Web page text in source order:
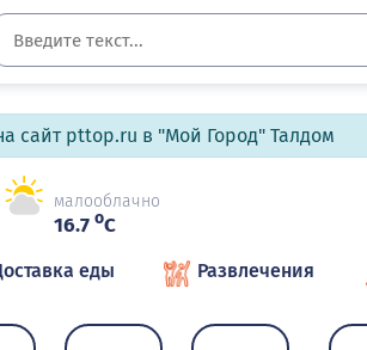
сайт pttop.ru в "Мой Город" Талдом
малооблачно
16.7 oC
еды Развлечения